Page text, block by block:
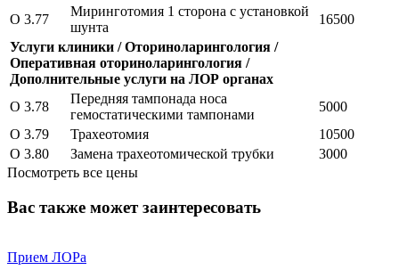
O 3.77
Миринготомия 1 сторона с установкой
шунта
16500
Услуги клиники / Оториноларингология /
Оперативная оториноларингология /
Дополнительные услуги на ЛОР органах
O 3.78
Передняя тампонада носа
гемостатическими тампонами
5000
O 3.79
Трахеотомия
10500
O 3.80
Замена трахеотомической трубки
3000
Посмотреть все цены
Вас также может заинтересовать
Прием ЛОРа